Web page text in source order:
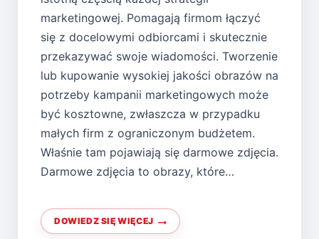
marketingowej. Pomagają firmom łączyć
się z docelowymi odbiorcami i skutecznie
przekazywać swoje wiadomości. Tworzenie
lub kupowanie wysokiej jakości obrazów na
potrzeby kampanii marketingowych może
być kosztowne, zwłaszcza w przypadku
małych firm z ograniczonym budżetem.
Właśnie tam pojawiają się darmowe zdjęcia.
Darmowe zdjęcia to obrazy, które…
DOWIEDZ SIĘ WIĘCEJ
WYRÓŻNIJ
SIĘ